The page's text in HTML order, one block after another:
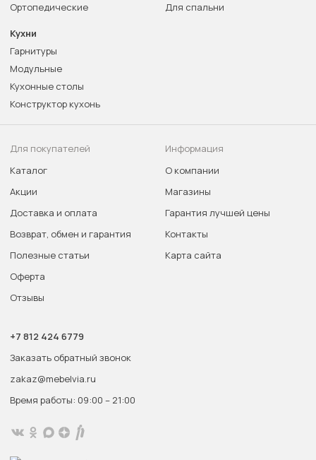
Ортопедические
Для спальни
Кухни
Гарнитуры
Модульные
Кухонные столы
Конструктор кухонь
Для покупателей
Каталог
Акции
Доставка и оплата
Возврат, обмен и гарантия
Полезные статьи
Оферта
Отзывы
Информация
О компании
Магазины
Гарантия лучшей цены
Контакты
Карта сайта
+7 812 424 6779
Заказать обратный звонок
zakaz@mebelvia.ru
Время работы: 09:00 – 21:00